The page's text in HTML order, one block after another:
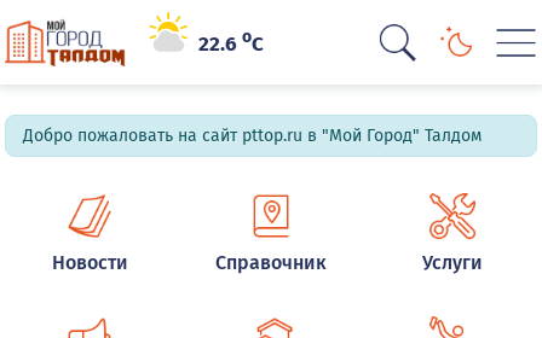
22.6oC
Добро пожаловать на сайт pttop.ru в "Мой Город" Талдом
Новости Справочник Услуги